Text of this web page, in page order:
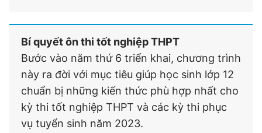
Bí quyết ôn thi tốt nghiệp THPT
Bước vào năm thứ 6 triển khai, chương trình
này ra đời với mục tiêu giúp học sinh lớp 12
chuẩn bị những kiến thức phù hợp nhất cho
kỳ thi tốt nghiệp THPT và các kỳ thi phục
vụ tuyển sinh năm 2023.